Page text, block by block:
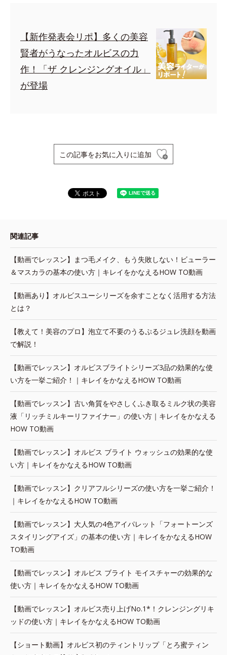
【新作発表会リポ】多くの美容
賢者がうなったオルビスの力
作！「ザ クレンジングオイル」
が登場
この記事をお気に入りに追加
関連記事
【動画でレッスン】まつ毛メイク、もう失敗しない！ビューラー
＆マスカラの基本の使い方｜キレイをかなえるHOW TO動画
【動画あり】オルビスユーシリーズを余すことなく活用する方法
とは？
【教えて！美容のプロ】泡立て不要のうるぷるジュレ洗顔を動画
で解説！
【動画でレッスン】オルビスブライトシリーズ3品の効果的な使
い方を一挙ご紹介！｜キレイをかなえるHOW TO動画
【動画でレッスン】古い角質をやさしくふき取るミルク状の美容
液「リッチミルキーリファイナー」の使い方｜キレイをかなえる
HOW TO動画
【動画でレッスン】オルビス ブライト ウォッシュの効果的な使
い方｜キレイをかなえるHOW TO動画
【動画でレッスン】クリアフルシリーズの使い方を一挙ご紹介！
｜キレイをかなえるHOW TO動画
【動画でレッスン】大人気の4色アイパレット「フォートーンズ
スタイリングアイズ」の基本の使い方｜キレイをかなえるHOW
TO動画
【動画でレッスン】オルビス ブライト モイスチャーの効果的な
使い方｜キレイをかなえるHOW TO動画
【動画でレッスン】オルビス売り上げNo.1*！クレンジングリキ
ッドの使い方｜キレイをかなえるHOW TO動画
【ショート動画】オルビス初のティントリップ「とろ蜜ティン